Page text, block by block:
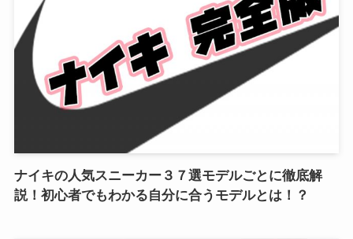
ナイキの人気スニーカー３７選モデルごとに徹底解
説！初心者でもわかる自分に合うモデルとは！？